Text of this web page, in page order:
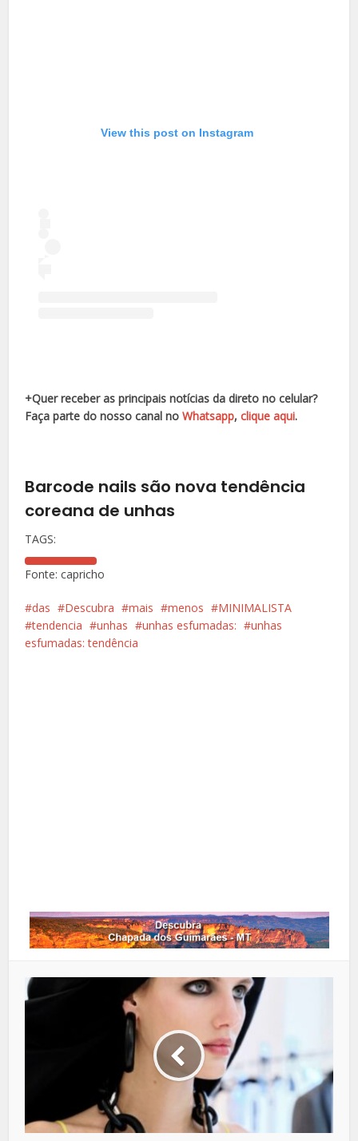
View this post on Instagram
+Quer receber as principais notícias da direto no celular?
Faça parte do nosso canal noWhatsapp, clique aqui.
Barcode nails são nova tendência
coreana de unhas
TAGS:
Fonte: capricho
das Descubra mais menos
MINIMALISTA
tendencia
unhas unhas esfumadas:
unhas
esfumadas: tendência